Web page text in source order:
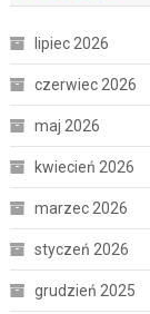
lipiec 2026
czerwiec 2026
maj 2026
kwiecień 2026
marzec 2026
styczeń 2026
grudzień 2025